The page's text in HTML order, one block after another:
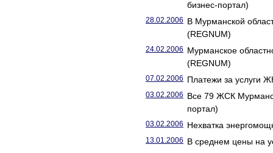
бизнес-портал)
28.02.2006 В Мурманской
(REGNUM)
24.02.2006 Мурманское
(REGNUM)
07.02.2006 Платежи за услуги
03.02.2006 Все 79 ЖСК
портал)
03.02.2006 Нехватка
13.01.2006 В среднем цены на